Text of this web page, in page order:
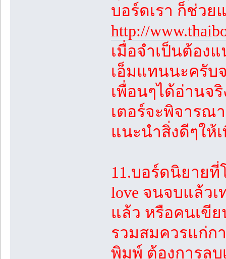
บอร์ดเรา ก็ช่วย
http://
เมื่อจำเป็นต้องแ
เอ็มแทนนะครับ
เพื่อนๆได้อ่านจ
เตอร์จะพิจารณ
แนะนำสิ่งดีๆให้
11.บอร์ดนิยาย
love จนจบแล้ว
แล้ว หรือคนเขี
รวมสมควรแก่ก
พิมพ์ ต้องการลบ